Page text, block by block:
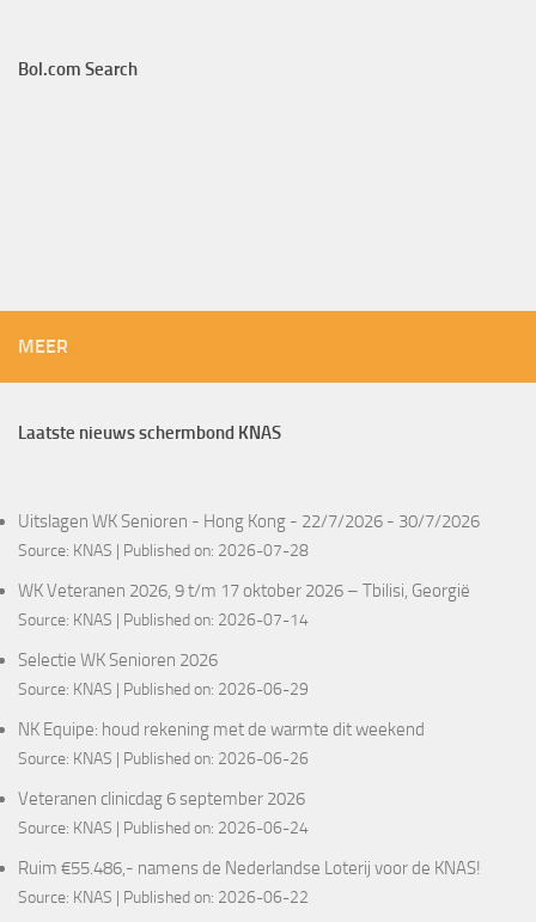
Bol.com Search
MEER
Laatste nieuws schermbond KNAS
Uitslagen WK Senioren - Hong Kong - 22/7/2026 - 30/7/2026
Source: KNAS Published on: 2026-07-28
WK Veteranen 2026, 9 t/m 17 oktober 2026 – Tbilisi, Georgië
Source: KNAS Published on: 2026-07-14
Selectie WK Senioren 2026
Source: KNAS Published on: 2026-06-29
NK Equipe: houd rekening met de warmte dit weekend
Source: KNAS Published on: 2026-06-26
Veteranen clinicdag 6 september 2026
Source: KNAS Published on: 2026-06-24
Ruim €55.486,- namens de Nederlandse Loterij voor de KNAS!
Source: KNAS Published on: 2026-06-22